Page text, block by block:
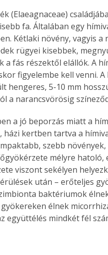
Együtt
(Elaeagnaceae)
fa. Általában egy
Kétlaki növény, vagyis
rügyei kisebbek,
a fás részektől elállók. A
figyelembe kell venni.
hengeres, 5-10 mm
a narancsvörösig
a jó beporzás miatt a
házi kertben tartva a
szebb
mélyre
viszont sekélyen
után – erőteljes
baktériumok
élnek
együttélés mindkét fél